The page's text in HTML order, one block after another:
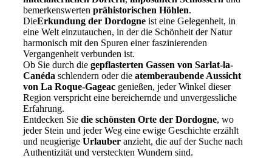
bemerkenswerten prähistorischen Höhlen.
DieErkundung der Dordogne ist eine Gelegenheit, in
eine Welt einzutauchen, in der die Schönheit der Natur
harmonisch mit den Spuren einer faszinierenden
Vergangenheit verbunden ist.
Ob Sie durch die gepflasterten Gassen von Sarlat-la-
Canéda schlendern oder die atemberaubende Aussicht
von La Roque-Gageac genießen, jeder Winkel dieser
Region verspricht eine bereichernde und unvergessliche
Erfahrung.
Entdecken Sie die schönsten Orte der Dordogne, wo
jeder Stein und jeder Weg eine ewige Geschichte erzählt
und neugierige Urlauber anzieht, die auf der Suche nach
Authentizität und versteckten Wundern sind.